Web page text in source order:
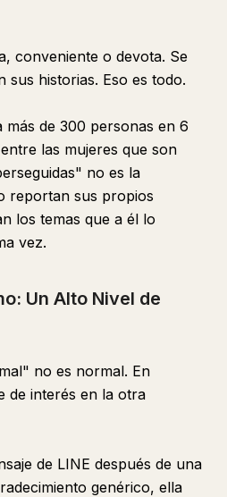
conveniente o devota. Se
sus historias. Eso es todo.
más de 300 personas en 6
las mujeres que son
no es la
reportan sus propios
los temas que a él lo
vez.
Un Alto Nivel de
no es normal. En
de interés en la otra
de LINE después de una
genérico, ella